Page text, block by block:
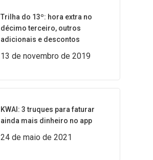
Trilha do 13º: hora extra no
décimo terceiro, outros
adicionais e descontos
13 de novembro de 2019
KWAI: 3 truques para faturar
ainda mais dinheiro no app
24 de maio de 2021